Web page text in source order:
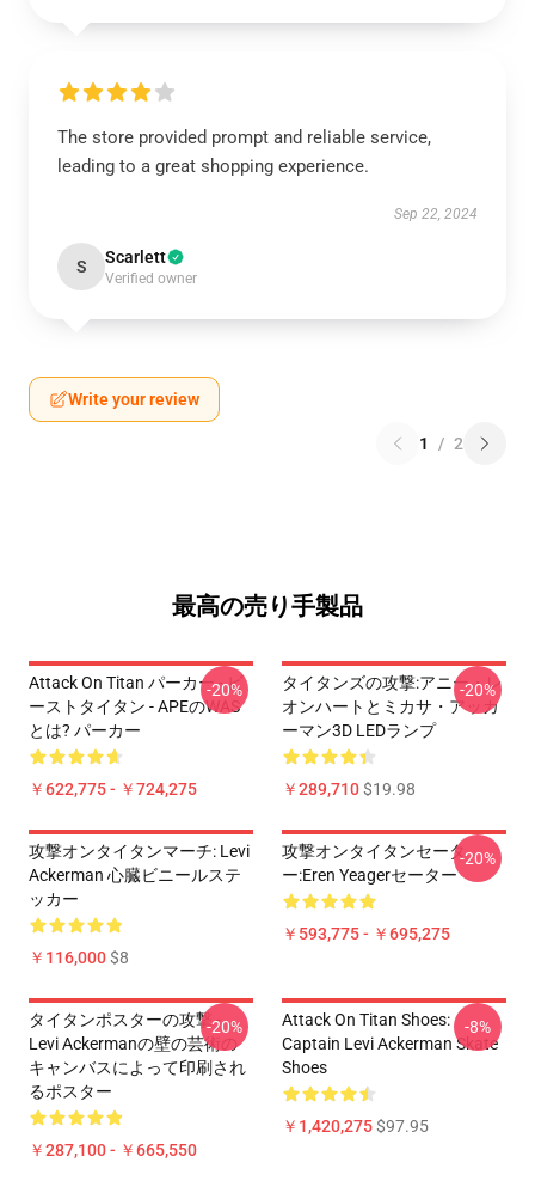
The store provided prompt and reliable service,
leading to a great shopping experience.
Sep 22, 2024
S Scarlett
Verified owner
Write your review
1 / 2
最高の売り手製品
Attack On Titan パーカー - ビ
ーストタイタン - APEのWAS
とは? パーカー
￥622,775 - ￥724,275
-20%
タイタンズの攻撃:アニー・レ
オンハートとミカサ・アッカ
ーマン3D LEDランプ
￥289,710$19.98
-20%
攻撃オンタイタンマーチ: Levi
Ackerman 心臓ビニールステ
ッカー
￥116,000$8
攻撃オンタイタンセータ
ー:Eren Yeagerセーター
￥593,775 - ￥695,275
-20%
タイタンポスターの攻撃 -
Levi Ackermanの壁の芸術の
キャンバスによって印刷され
るポスター
￥287,100 - ￥665,550
-20%
Attack On Titan Shoes:
Captain Levi Ackerman Skate
Shoes
￥1,420,275$97.95
-8%